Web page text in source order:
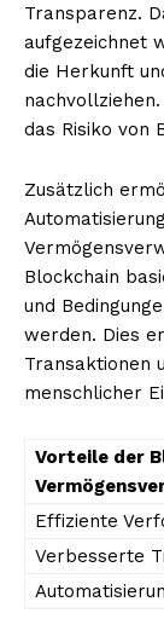
Transparenz.
aufgezeichnet
die Herkunft
das Risiko von
Zusätzlich
Blockchain
und
werden. Dies
Transaktionen
menschlicher
Vorteile der
Effiziente
Verbesserte